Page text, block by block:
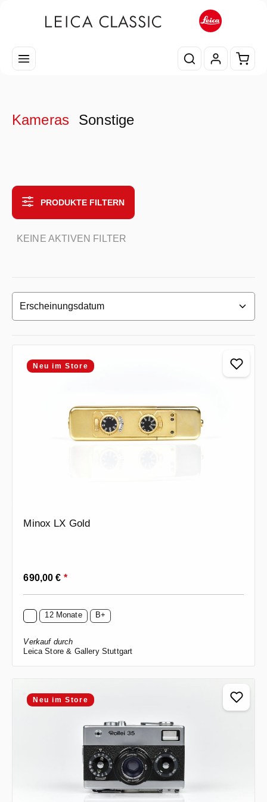
Kameras Sonstige
PRODUKTE FILTERN
KEINE AKTIVEN FILTER
Neu im Store
Minox LX Gold
Regulärer Preis:
690,00 € *
12 Monate B+
Verkauf durch
Leica Store & Gallery Stuttgart
Neu im Store